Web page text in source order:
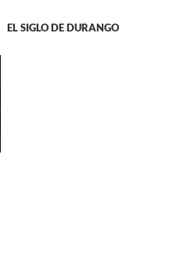
EL SIGLO DE DURANGO